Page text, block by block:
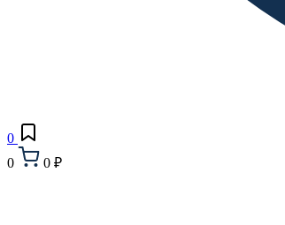
0
0
0 ₽